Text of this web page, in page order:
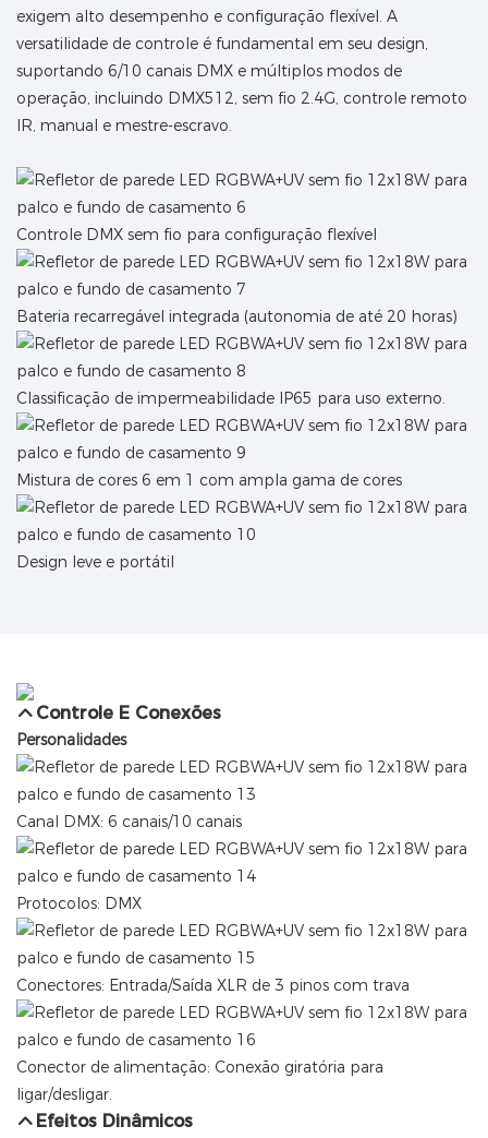
exigem alto desempenho e configuração flexível. A
versatilidade de controle é fundamental em seu design,
suportando 6/10 canais DMX e múltiplos modos de
operação, incluindo DMX512, sem fio 2.4G, controle remoto
IR, manual e mestre-escravo.
Controle DMX sem fio para configuração flexível
Bateria recarregável integrada (autonomia de até 20 horas)
Classificação de impermeabilidade IP65 para uso externo.
Mistura de cores 6 em 1 com ampla gama de cores
Design leve e portátil
Controle E Conexões
Personalidades
Canal DMX: 6 canais/10 canais
Protocolos: DMX
Conectores: Entrada/Saída XLR de 3 pinos com trava
Conector de alimentação: Conexão giratória para
ligar/desligar.
Efeitos Dinâmicos